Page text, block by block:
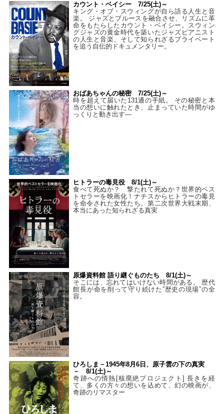
カウント・ベイシー 7/25(土)～
キング・オブ・スウィングが自ら語る人生と音
楽。 ジャズとブルースを融合させ、リズムに革
命をもたらしたカウント・ベイシー。スウィン
グジャズの黄金時代を築いたジャズピアニスト
の人生と音楽、そして知られざるプライベート
を追う自伝的ドキュメンタリー。
おばあちゃんの秘密 7/25(土)～
時を超えて届いた131通の手紙。 その秘密と本
当の想いに触れたとき、止まっていた時間がゆ
っくりと動き出す―
ヒトラーの毒見役 8/1(土)～
食べて死ぬか？ 撃たれて死ぬか？世界的ベス
トセラーを映画化！ナチスからヒトラーの毒見
を命令された女性たち。第二次世界大戦末期、
本当にあった知られざる真実
原爆資料館 語り継ぐものたち 8/1(土)～
そこには、忘れてはいけない時間がある。 歴代
館長が命を削って守り続けた”歴史の現場”の全
容。
ひろしま－1945年8月6日、原子雲の下の真実
－ 8/1(土)～
奇跡への情熱[核廃絶プロジェクト] 長きを経
て、多くの方々の想いを込めて、幻の映画が、
奇跡のリマスター